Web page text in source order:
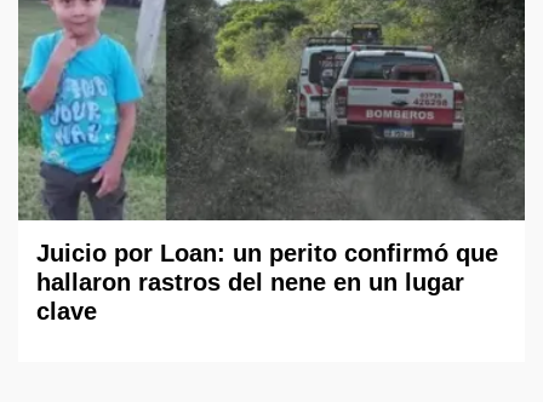
Juicio por Loan: un perito confirmó que
hallaron rastros del nene en un lugar
clave